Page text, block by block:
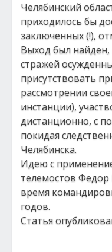
Челябинский
приходилось бы
заключенных (!),
Выход был
стражей
присутствовать
рассмотрении
инстанции),
дистанционно, с
покидая
Челябинска.
Идею с
телемостов
время
годов.
Статья